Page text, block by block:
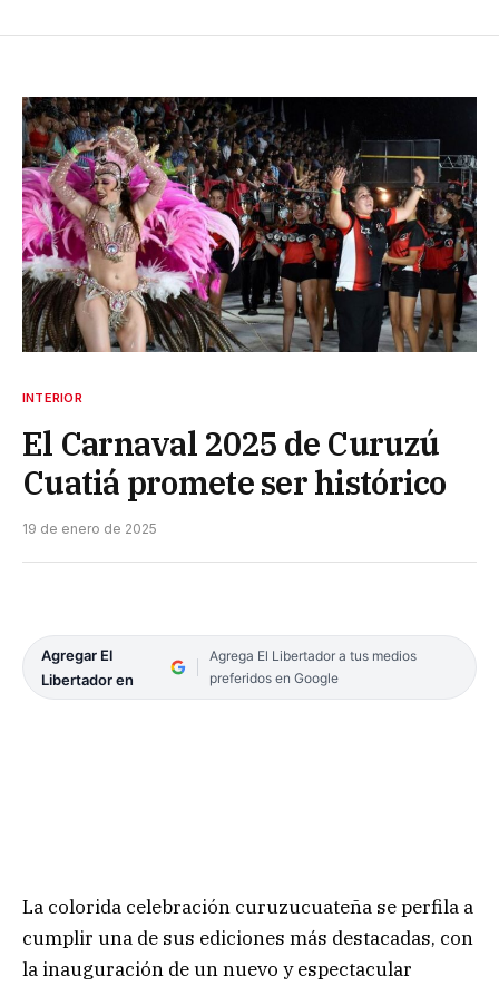
INTERIOR
El Carnaval 2025 de Curuzú
Cuatiá promete ser histórico
19 de enero de 2025
Agregar El
Libertador en
Agrega El Libertador a tus medios
preferidos en Google
La colorida celebración curuzucuateña se perfila a
cumplir una de sus ediciones más destacadas, con
la inauguración de un nuevo y espectacular